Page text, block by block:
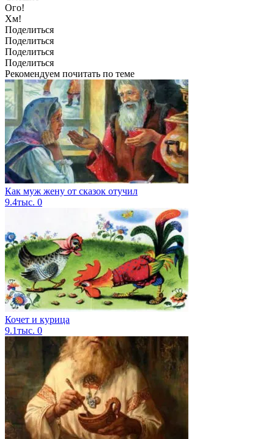
Ого!
Хм!
Поделиться
Поделиться
Поделиться
Поделиться
Рекомендуем почитать по теме
Как муж жену от сказок отучил
9.4тыс. 0
Кочет и курица
9.1тыс. 0